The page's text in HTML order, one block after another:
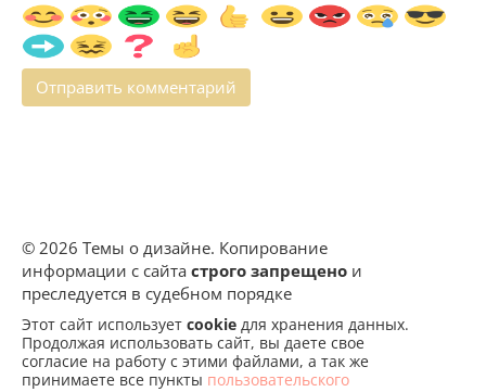
© 2026 Темы о дизайне. Копирование
информации с сайта строго запрещено и
преследуется в судебном порядке
Этот сайт использует cookie для хранения данных.
Продолжая использовать сайт, вы даете свое
согласие на работу с этими файлами, а так же
принимаете все пункты пользовательского